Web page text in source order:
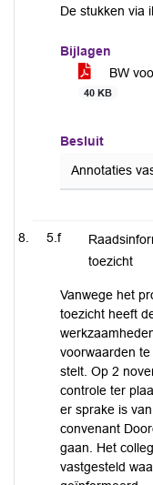
De stukken via
Bijlagen
BW
40 KB
Besluit
Annotaties
5.f
toezicht
Vanwege het
toezicht heeft
voorwaarden
stelt. Op 2
controle ter
er sprake is
convenant
gaan. Het
vastgesteld